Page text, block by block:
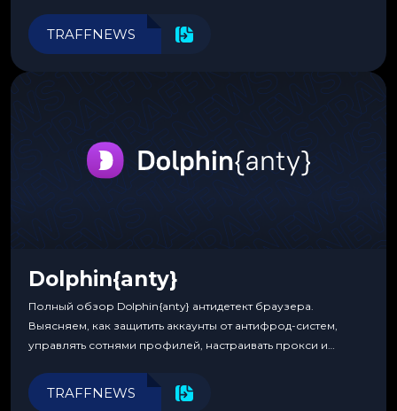
программирования.
TRAFFNEWS
Dolphin{anty}
Полный обзор Dolphin{anty} антидетект браузера.
Выясняем, как защитить аккаунты от антифрод-систем,
управлять сотнями профилей, настраивать прокси и
эффективности.
TRAFFNEWS